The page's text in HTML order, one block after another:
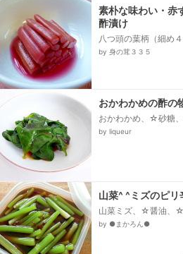
素朴な味わい・赤
酢漬け
八つ頭の葉柄（細め
酢、さとう、粗塩
by 身の茸３３５
おかわかめの酢の
おかわかめ、☆砂糖
by liqueur
山菜^ ^ミズのピリ
山菜ミズ、☆醤油、
り唐辛子
by ●まかろん●